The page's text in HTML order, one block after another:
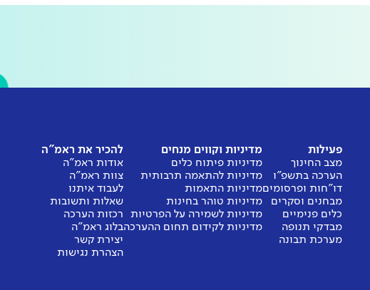
פעילות
מצב החינוך
הערכה בתשפ"ו
דו"חות ופרסומים
מבחנים וסקרים
כלים פנימיים
מבדקי תנופה
מערכת תבונה
מדיניות וקווים מנחים
מדיניות פיתוח כלים
מדיניות להתאמה תרבותית
מדיניות התאמות
מדיניות טוהר בחינות
מדיניות לשמירה על הפרטיות
מדיניות לקידום תחום ההערכה
להכיר את ראמ"ה
אודות ראמ"ה
צוות ראמ"ה
לעבוד איתנו
שאלות ותשובות
רכזות הערכה
בלוג ראמ"ה
יצירת קשר
הצהרת נגישות